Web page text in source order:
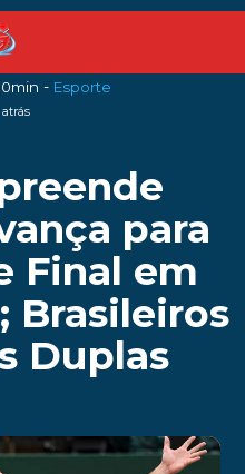
- Esporte
para
Final em
Brasileiros
Duplas